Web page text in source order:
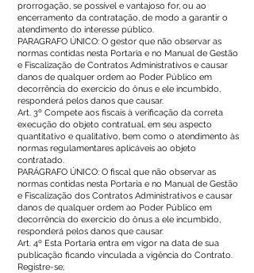
prorrogação, se possível e vantajoso for, ou ao
encerramento da contratação, de modo a garantir o
atendimento do interesse público.
PARAGRAFO ÚNICO: O gestor que não observar as
normas contidas nesta Portaria e no Manual de Gestão
e Fiscalização de Contratos Administrativos e causar
danos de qualquer ordem ao Poder Público em
decorrência do exercício do ônus e ele incumbido,
responderá pelos danos que causar.
Art. 3º Compete aos fiscais à verificação da correta
execução do objeto contratual, em seu aspecto
quantitativo e qualitativo, bem como o atendimento às
normas regulamentares aplicáveis ao objeto
contratado.
PARÁGRAFO ÚNICO: O fiscal que não observar as
normas contidas nesta Portaria e no Manual de Gestão
e Fiscalização dos Contratos Administrativos e causar
danos de qualquer ordem ao Poder Público em
decorrência do exercício do ônus a ele incumbido,
responderá pelos danos que causar.
Art. 4º Esta Portaria entra em vigor na data de sua
publicação ficando vinculada a vigência do Contrato.
Registre-se;